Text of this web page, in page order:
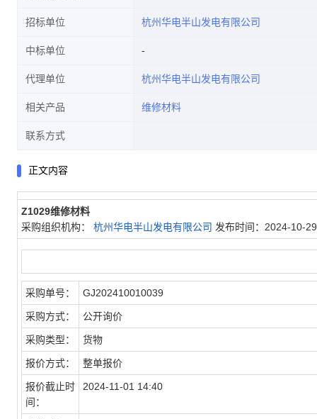
招标单位 杭州华电半山发电有限公司
中标单位
代理单位 杭州华电半山发电有限公司
相关产品 维修材料
联系方式
正文内容
Z1029维修材料
采购组织机构： 杭州华电半山发电有限公司 发布时间：2024-10-29
采购单号： GJ202410010039
采购方式： 公开询价
采购类型： 货物
报价方式： 整单报价
报价截止时
间：
2024-11-01 14:40